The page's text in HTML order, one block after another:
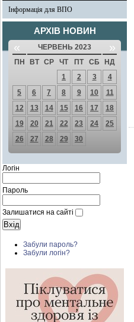
Інформація для ВПО
АРХІВ НОВИН
« ЧЕРВЕНЬ 2023 »
ПН ВТ СР ЧТ ПТ СБ
НД
1
2 3
4
5
6 7 8 9 10
11
12
13 14 15 16 17
18
19
20 21 22 23 24
25
26
27 28 29 30
Логін
Пароль
Залишатися на сайті
Забули пароль?
Забули логін?